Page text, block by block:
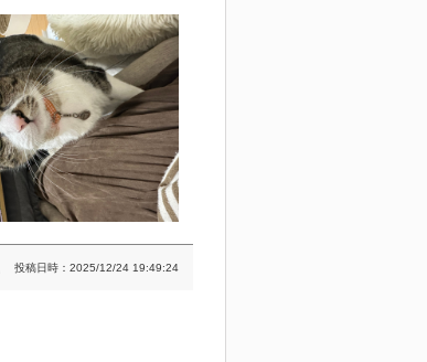
投稿日時：2025/12/24 19:49:24